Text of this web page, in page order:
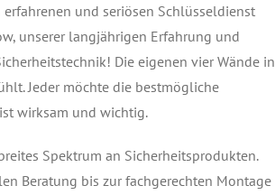
und seriösen Schlüsseldienst
unserer langjährigen Erfahrung und
Die eigenen vier Wände in
Jeder möchte die bestmögliche
wirksam und wichtig.
Spektrum an Sicherheitsprodukten.
Beratung bis zur fachgerechten Montage